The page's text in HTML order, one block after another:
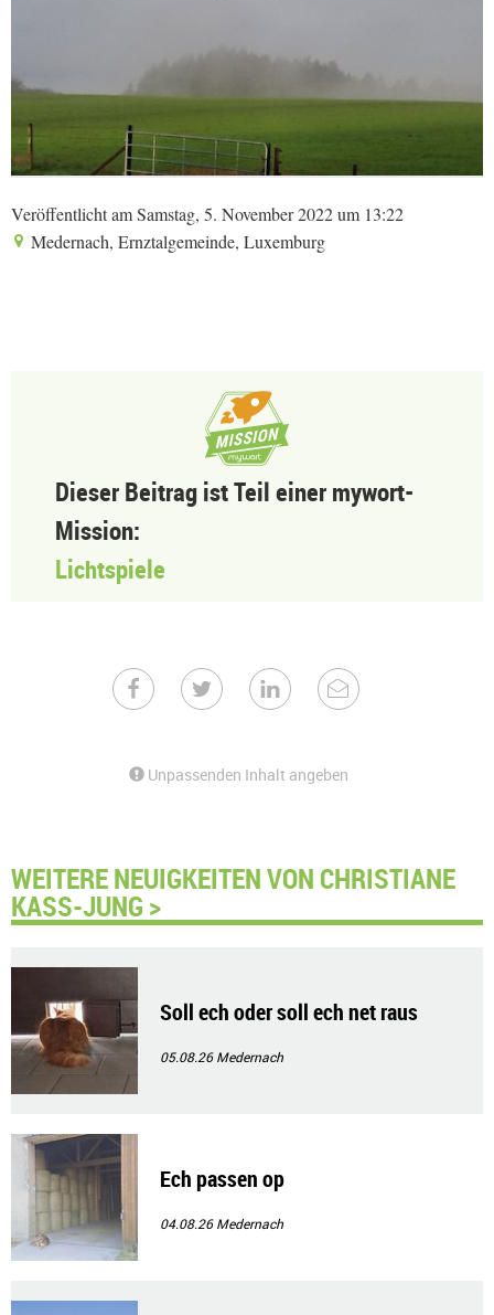
Veröffentlicht am Samstag, 5. November 2022 um 13:22
Medernach, Ernztalgemeinde, Luxemburg
Dieser Beitrag ist Teil einer mywort-
Mission:
Lichtspiele
Unpassenden Inhalt angeben
WEITERE NEUIGKEITEN VON CHRISTIANE
KASS-JUNG >
Soll ech oder soll ech net raus
05.08.26Medernach
Ech passen op
04.08.26Medernach